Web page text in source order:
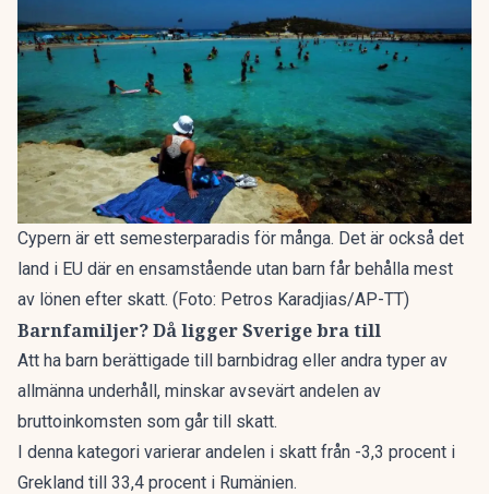
Cypern är ett semesterparadis för många. Det är också det
land i EU där en ensamstående utan barn får behålla mest
av lönen efter skatt. (Foto: Petros Karadjias/AP-TT)
Barnfamiljer? Då ligger Sverige bra till
Att ha barn berättigade till barnbidrag eller andra typer av
allmänna underhåll, minskar avsevärt andelen av
bruttoinkomsten som går till skatt.
I denna kategori varierar andelen i skatt från -3,3 procent i
Grekland till 33,4 procent i Rumänien.